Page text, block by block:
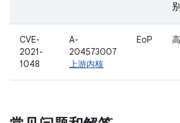
别
CVE-
2021-
1048
A-
204573007
上游内核
EoP 高